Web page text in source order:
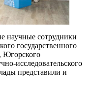
научные сотрудники
государственного
Югорского
исследовательского
представили и